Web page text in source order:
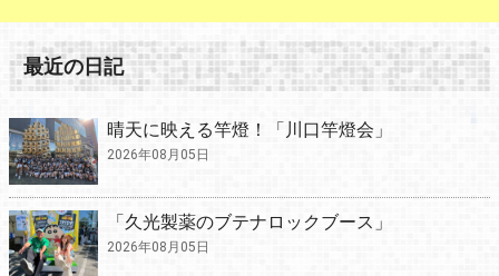
最近の日記
晴天に映える竿燈！「川口竿燈会」
2026年08月05日
「久光製薬のブテナロックブース」
2026年08月05日